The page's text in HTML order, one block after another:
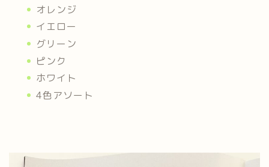
オレンジ
イエロー
グリーン
ピンク
ホワイト
4色アソート